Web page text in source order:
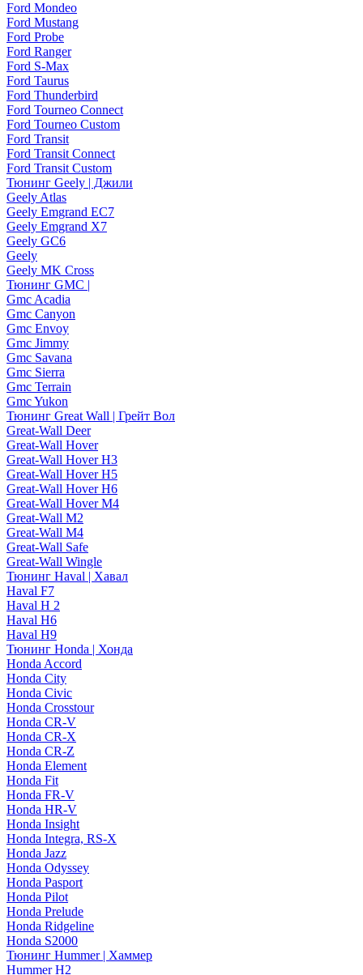
Ford Mondeo
Ford Mustang
Ford Probe
Ford Ranger
Ford S-Max
Ford Taurus
Ford Thunderbird
Ford Tourneo Connect
Ford Tourneo Custom
Ford Transit
Ford Transit Connect
Ford Transit Custom
Тюнинг Geely | Джили
Geely Atlas
Geely Emgrand EC7
Geely Emgrand X7
Geely GC6
Geely
Geely MK Cross
Тюнинг GMC |
Gmc Acadia
Gmc Canyon
Gmc Envoy
Gmc Jimmy
Gmc Savana
Gmc Sierra
Gmc Terrain
Gmc Yukon
Тюнинг Great Wall | Грейт Вол
Great-Wall Deer
Great-Wall Hover
Great-Wall Hover H3
Great-Wall Hover H5
Great-Wall Hover H6
Great-Wall Hover M4
Great-Wall M2
Great-Wall M4
Great-Wall Safe
Great-Wall Wingle
Тюнинг Haval | Хавал
Haval F7
Haval H 2
Haval H6
Haval H9
Тюнинг Honda | Хонда
Honda Accord
Honda City
Honda Civic
Honda Crosstour
Honda CR-V
Honda CR-X
Honda CR-Z
Honda Element
Honda Fit
Honda FR-V
Honda HR-V
Honda Insight
Honda Integra, RS-X
Honda Jazz
Honda Odyssey
Honda Pasport
Honda Pilot
Honda Prelude
Honda Ridgeline
Honda S2000
Тюнинг Hummer | Хаммер
Hummer H2